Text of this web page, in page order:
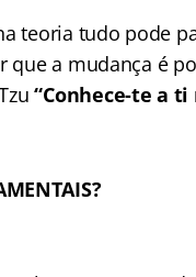
teoria tudo pode
que a mudança é
“Conhece-te a ti